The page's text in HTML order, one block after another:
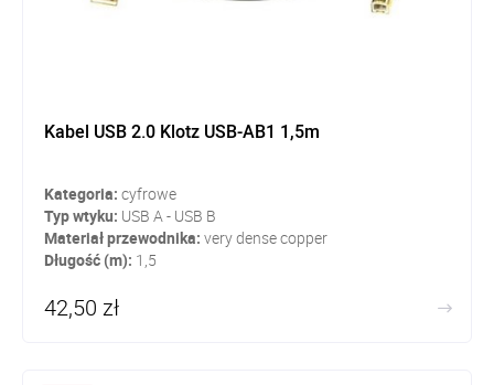
Kabel USB 2.0 Klotz USB-AB1 1,5m
Kategoria: cyfrowe
Typ wtyku: USB A - USB B
Materiał przewodnika: very dense copper
Długość (m): 1,5
42,50 zł